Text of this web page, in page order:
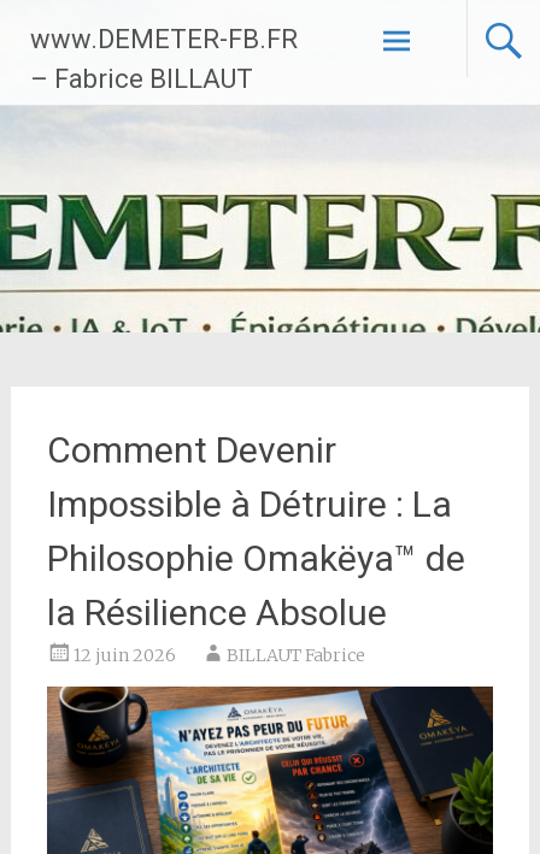
contenu
principal
www.DEMETER-FB.FR
– Fabrice BILLAUT
Comment Devenir
Impossible à Détruire : La
Philosophie Omakëya™ de
la Résilience Absolue
12 juin 2026 BILLAUT Fabrice